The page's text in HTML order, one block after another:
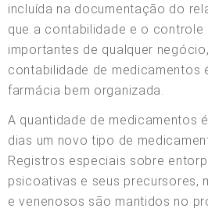
incluída na documentação do
que a contabilidade e o
importantes de qualquer
contabilidade de medicamentos
farmácia bem organizada.
A quantidade de medicamentos
dias um novo tipo de
Registros especiais sobre
psicoativas e seus precursores,
e venenosos são mantidos no